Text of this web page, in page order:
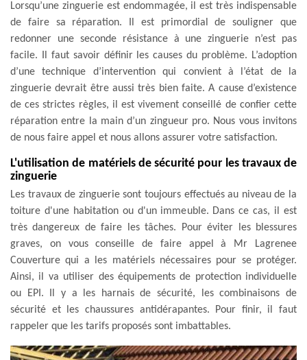
Lorsqu’une zinguerie est endommagée, il est très indispensable
de faire sa réparation. Il est primordial de souligner que
redonner une seconde résistance à une zinguerie n’est pas
facile. Il faut savoir définir les causes du problème. L’adoption
d’une technique d’intervention qui convient à l’état de la
zinguerie devrait être aussi très bien faite. A cause d’existence
de ces strictes règles, il est vivement conseillé de confier cette
réparation entre la main d’un zingueur pro. Nous vous invitons
de nous faire appel et nous allons assurer votre satisfaction.
L'utilisation de matériels de sécurité pour les travaux de
zinguerie
Les travaux de zinguerie sont toujours effectués au niveau de la
toiture d'une habitation ou d'un immeuble. Dans ce cas, il est
très dangereux de faire les tâches. Pour éviter les blessures
graves, on vous conseille de faire appel à Mr Lagrenee
Couverture qui a les matériels nécessaires pour se protéger.
Ainsi, il va utiliser des équipements de protection individuelle
ou EPI. Il y a les harnais de sécurité, les combinaisons de
sécurité et les chaussures antidérapantes. Pour finir, il faut
rappeler que les tarifs proposés sont imbattables.